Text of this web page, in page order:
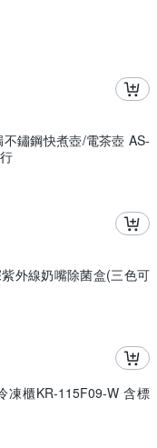
鏽鋼快煮壺/電茶壺 AS-
紫外線奶嘴除菌盒(三色可
凍櫃KR-115F09-W 含標